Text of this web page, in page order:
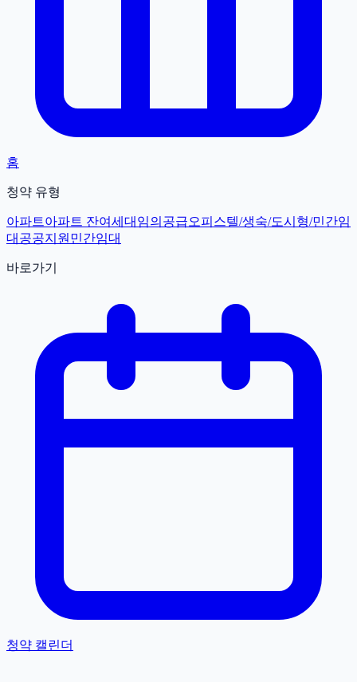
홈
청약 유형
아파트아파트 잔여세대 임의공급오피스텔/생숙/도시형/민간임
대 공공지원민간임대
바로가기
청약 캘린더